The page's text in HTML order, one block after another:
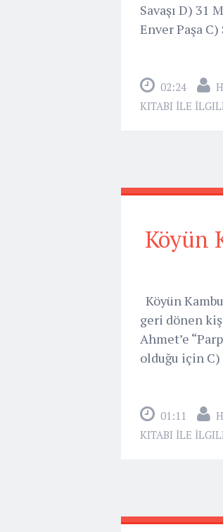
Savaşı D) 31
Enver Paşa C)
02:24
KITABI İLE
Köyün
Köyün
geri dönen
Ahmet’e
olduğu için
01:11
KITABI İLE